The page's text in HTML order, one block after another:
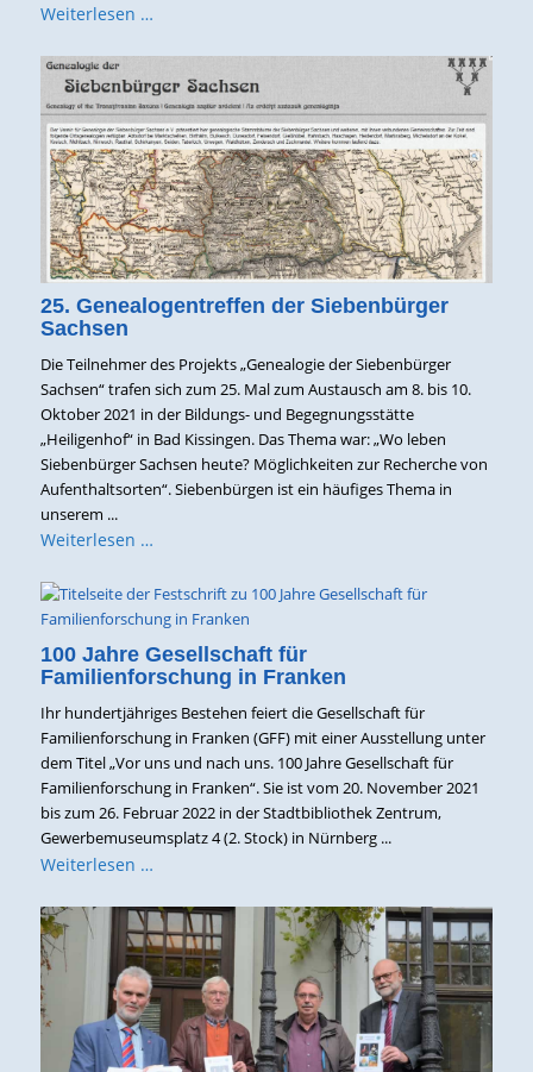
Weiterlesen …
25. Genealogentreffen der Siebenbürger
Sachsen
Die Teilnehmer des Projekts „Genealogie der Siebenbürger
Sachsen“ trafen sich zum 25. Mal zum Austausch am 8. bis 10.
Oktober 2021 in der Bildungs- und Begegnungsstätte
„Heiligenhof“ in Bad Kissingen. Das Thema war: „Wo leben
Siebenbürger Sachsen heute? Möglichkeiten zur Recherche von
Aufenthaltsorten“. Siebenbürgen ist ein häufiges Thema in
unserem ...
Weiterlesen …
100 Jahre Gesellschaft für
Familienforschung in Franken
Ihr hundertjähriges Bestehen feiert die Gesellschaft für
Familienforschung in Franken (GFF) mit einer Ausstellung unter
dem Titel „Vor uns und nach uns. 100 Jahre Gesellschaft für
Familienforschung in Franken“. Sie ist vom 20. November 2021
bis zum 26. Februar 2022 in der Stadtbibliothek Zentrum,
Gewerbemuseumsplatz 4 (2. Stock) in Nürnberg ...
Weiterlesen …